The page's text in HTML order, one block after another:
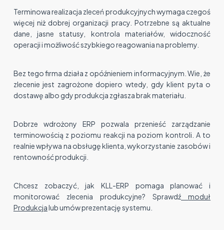
Terminowa realizacja zleceń produkcyjnych wymaga czegoś
więcej niż dobrej organizacji pracy. Potrzebne są aktualne
dane, jasne statusy, kontrola materiałów, widoczność
operacji i możliwość szybkiego reagowania na problemy.
Bez tego firma działa z opóźnieniem informacyjnym. Wie, że
zlecenie jest zagrożone dopiero wtedy, gdy klient pyta o
dostawę albo gdy produkcja zgłasza brak materiału.
Dobrze wdrożony ERP pozwala przenieść zarządzanie
terminowością z poziomu reakcji na poziom kontroli. A to
realnie wpływa na obsługę klienta, wykorzystanie zasobów i
rentowność produkcji.
Chcesz zobaczyć, jak KLL-ERP pomaga planować i
monitorować zlecenia produkcyjne? Sprawdź
moduł
Produkcjalub umów prezentację systemu.